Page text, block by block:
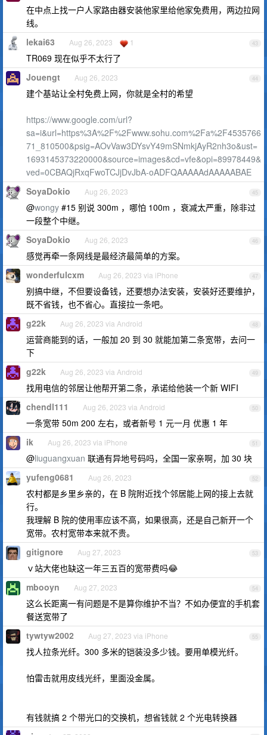
在中点上找一户人家路由器安装他家里给他家免费用，两边拉网
线。
43
lekai63 Aug 26, 2023 1
TR069 现在似乎不太行了
44
Jouengt Aug 26, 2023
建个基站让全村免费上网，你就是全村的希望
https://www.google.com/url?
sa=i&url=https%3A%2F%2Fwww.sohu.com%2Fa%2F4535766
71_810500&psig=AOvVaw3DYsvY49mSNmkjAyR2nh3o&ust=
1693145373220000&source=images&cd=vfe&opi=89978449&
ved=0CBAQjRxqFwoTCJjDvJbA-oADFQAAAAAdAAAAABAE
45
SoyaDokio Aug 26, 2023
@wongy #15 别说 300m ，哪怕 100m ，衰减太严重，除非过
一段整个中继。
46
SoyaDokio Aug 26, 2023
感觉再牵一条网线是最经济最简单的方案。
47
wonderfulcxm Aug 26, 2023 via iPhone
别搞中继，不但要设备钱，还要想办法安装，安装好还要维护，
既不省钱，也不省心。直接拉一条吧。
48
g22k Aug 26, 2023 via Android
运营商能到的话，一般加 20 到 30 就能加第二条宽带，去问一
下
49
g22k Aug 26, 2023 via Android
找用电信的邻居让他帮开第二条，承诺给他装一个新 WIFI
50
chendl111 Aug 26, 2023 via Android
一条宽带 50m 200 左右，或者新号 1 元一月 优惠 1 年
51
ik Aug 26, 2023 via iPhone
@liuguangxuan 联通有异地号码吗，全国一家亲啊，加 30 块
52
yufeng0681 Aug 26, 2023
农村都是乡里乡亲的，在 B 院附近找个邻居能上网的接上去就
行。
我理解 B 院的使用率应该不高，如果很高，还是自己新开一个
宽带。农村宽带本来就不贵。
53
gitignore Aug 27, 2023
ｖ站大佬也缺这一年三五百的宽带费吗😂
54
mbooyn Aug 27, 2023
这么长距离一有问题是不是算你维护不当？不如办便宜的手机套
餐送宽带了
55
tywtyw2002 Aug 27, 2023 via iPhone
找人拉条光纤。300 多米的铠装没多少钱。要用单模光纤。
怕雷击就用皮线光纤，里面没金属。
有钱就搞 2 个带光口的交换机，想省钱就 2 个光电转换器